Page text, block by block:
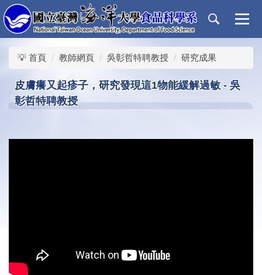
跳
到
主
要
💡 首頁 教師網頁 吳彰哲特聘教授 研究成果
皮膚癢又起疹子，研究發現這1物能緩解過敏 - 吳
彰哲特聘教授